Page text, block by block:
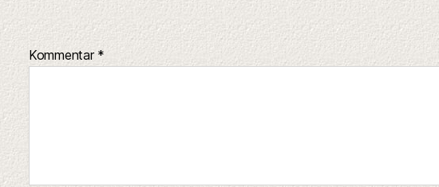
Kommentar *